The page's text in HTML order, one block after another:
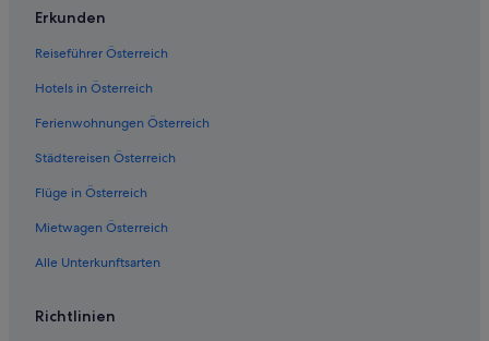
Erkunden
Reiseführer Österreich
Hotels in Österreich
Ferienwohnungen Österreich
Städtereisen Österreich
Flüge in Österreich
Mietwagen Österreich
Alle Unterkunftsarten
Richtlinien